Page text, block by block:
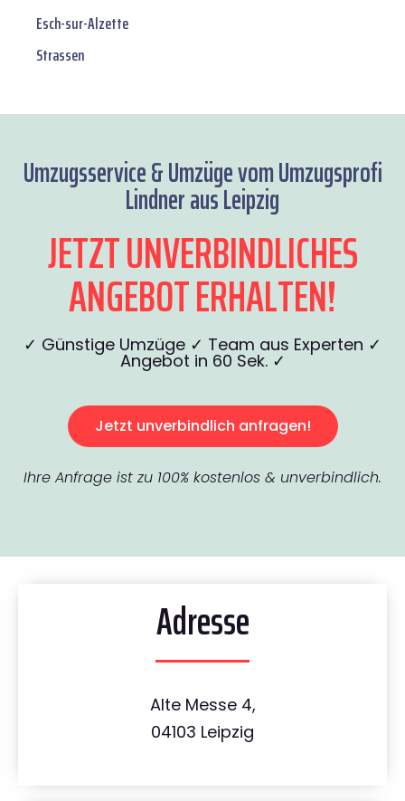
Esch-sur-Alzette
Strassen
Umzugsservice & Umzüge vom Umzugsprofi
Lindner aus Leipzig
JETZT UNVERBINDLICHES
ANGEBOT ERHALTEN!
✓ Günstige Umzüge ✓ Team aus Experten ✓
Angebot in 60 Sek. ✓
Jetzt unverbindlich anfragen!
Ihre Anfrage ist zu 100% kostenlos & unverbindlich.
Adresse
Alte Messe 4,
04103 Leipzig